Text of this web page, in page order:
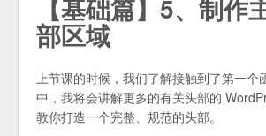
【基础篇】5、制作
部区域
上节课的时候，我们了解接触到了第一个
中，我将会讲解更多的有关头部的
教你打造一个完整、规范的头部。